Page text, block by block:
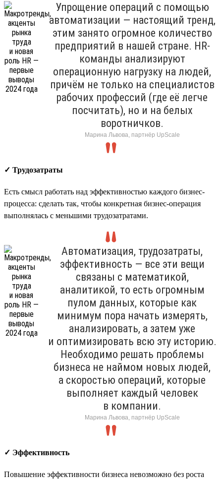
Упрощение операций с помощью
автоматизации — настоящий тренд,
этим занято огромное количество
предприятий в нашей стране. HR-
команды анализируют
операционную нагрузку на людей,
причём не только на специалистов
рабочих профессий (где её легче
посчитать), но и на белых
воротничков.
Марина Львова, партнёр UpScale
✓ Трудозатраты
Есть смысл работать над эффективностью каждого бизнес-
процесса: сделать так, чтобы конкретная бизнес-операция
выполнялась с меньшими трудозатратами.
Автоматизация, трудозатраты,
эффективность — все эти вещи
связаны с математикой,
аналитикой, то есть огромным
пулом данных, которые как
минимум пора начать измерять,
анализировать, а затем уже
и оптимизировать всю эту историю.
Необходимо решать проблемы
бизнеса не наймом новых людей,
а скоростью операций, которые
выполняет каждый человек
в компании.
Марина Львова, партнёр UpScale
✓ Эффективность
Повышение эффективности бизнеса невозможно без роста